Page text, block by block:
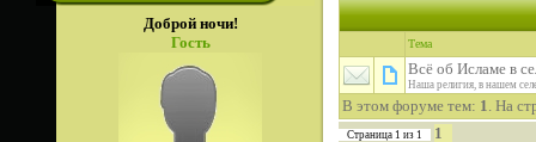
Доброй ночи!
Гость
Тема
Всё об Исламе в
Наша религия, в нашем
В этом форуме тем: 1. На
Страница 1 из 1 1